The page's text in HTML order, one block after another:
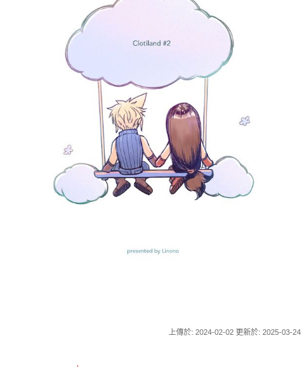
上傳於: 2024-02-02 更新於: 2025-03-24